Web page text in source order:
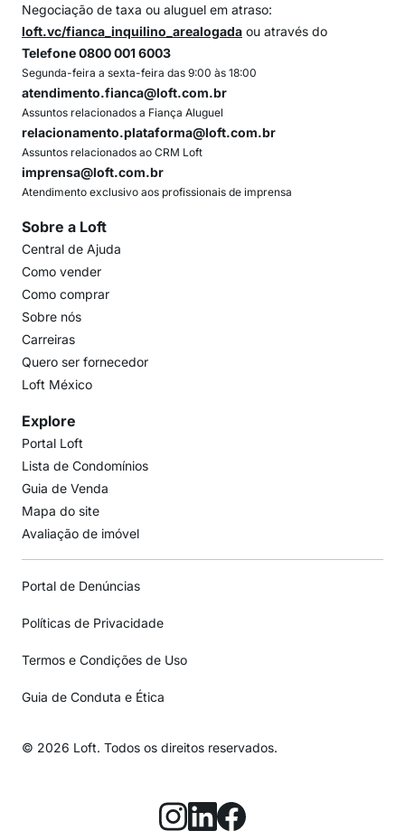
Negociação de taxa ou aluguel em atraso:
loft.vc/fianca_inquilino_arealogada ou através do
Telefone 0800 001 6003
Segunda-feira a sexta-feira das 9:00 às 18:00
atendimento.fianca@loft.com.br
Assuntos relacionados a Fiança Aluguel
relacionamento.plataforma@loft.com.br
Assuntos relacionados ao CRM Loft
imprensa@loft.com.br
Atendimento exclusivo aos profissionais de imprensa
Sobre a Loft
Central de Ajuda
Como vender
Como comprar
Sobre nós
Carreiras
Quero ser fornecedor
Loft México
Explore
Portal Loft
Lista de Condomínios
Guia de Venda
Mapa do site
Avaliação de imóvel
Portal de Denúncias
Políticas de Privacidade
Termos e Condições de Uso
Guia de Conduta e Ética
© 2026 Loft. Todos os direitos reservados.